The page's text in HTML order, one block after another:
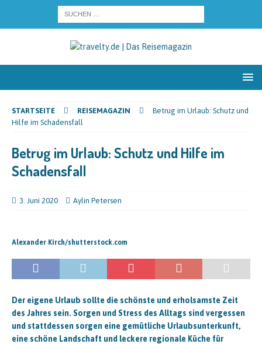
STARTSEITE REISEMAGAZIN
Betrug im Urlaub: Schutz und
Hilfe im Schadensfall
Betrug im Urlaub: Schutz und Hilfe im
Schadensfall
3. Juni 2020 Aylin Petersen
Alexander Kirch/shutterstock.com
Der eigene Urlaub sollte die schönste und erholsamste Zeit
des Jahres sein. Sorgen und Stress des Alltags sind vergessen
und stattdessen sorgen eine gemütliche Urlaubsunterkunft,
eine schöne Landschaft und leckere regionale Küche für